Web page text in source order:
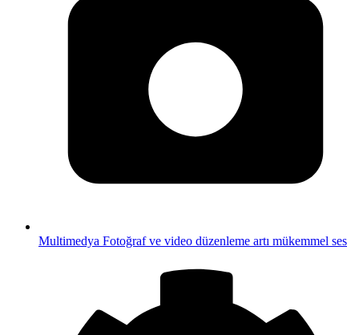
Multimedya Fotoğraf ve video düzenleme artı mükemmel ses